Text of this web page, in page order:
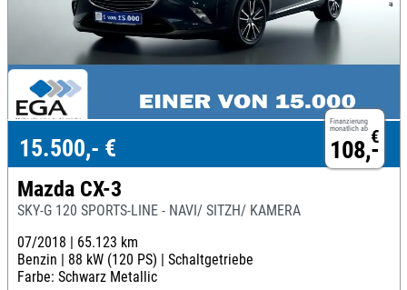
Finanzierung
monatlich ab €
108,-
15.500,- €
Mazda CX-3
SKY-G 120 SPORTS-LINE - NAVI/ SITZH/ KAMERA
07/2018 | 65.123 km
Benzin | 88 kW (120 PS) | Schaltgetriebe
Farbe: Schwarz Metallic